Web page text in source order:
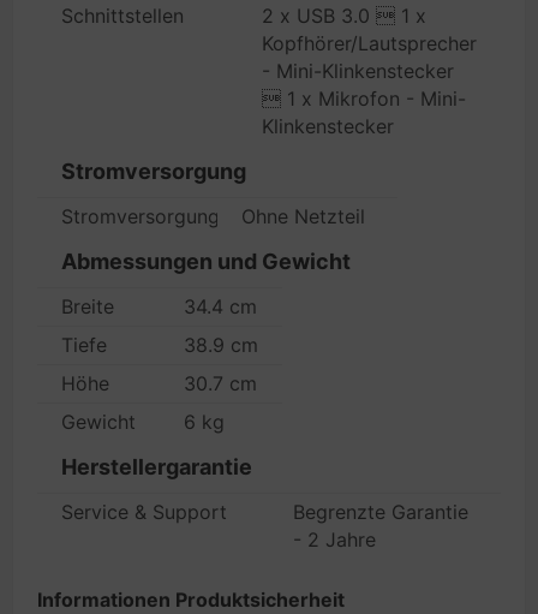
Schnittstellen
2 x USB 3.0  1 x
Kopfhörer/Lautsprecher
- Mini-Klinkenstecker
 1 x Mikrofon - Mini-
Klinkenstecker
Stromversorgung
StromversorgungsgerätOhne Netzteil
Abmessungen und Gewicht
Breite
34.4 cm
Tiefe
38.9 cm
Höhe
30.7 cm
Gewicht
6 kg
Herstellergarantie
Service & Support
Begrenzte Garantie
- 2 Jahre
Informationen Produktsicherheit